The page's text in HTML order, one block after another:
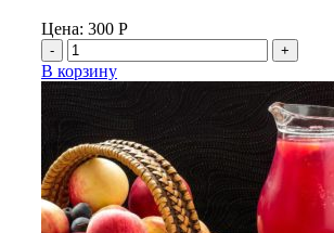
Цена: 300 Р
Количество
товара
Тан
"Армянский
В корзину